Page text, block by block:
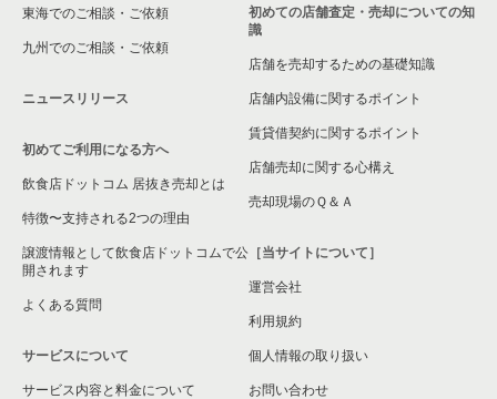
箕面市の飲食店の居抜き売却物件の案件一覧
大阪市淀川区の飲食店の居抜き売却物件の案件一覧
大阪市東成区の飲食店の居抜き売却物件の案件一覧
大阪市城東区の飲食店の居抜き売却物件の案件一覧
大阪市旭区の飲食店の居抜き売却物件の案件一覧
和泉市の飲食店の居抜き売却物件の案件一覧
池田市の飲食店の居抜き売却物件の案件一覧
大阪市大正区の飲食店の居抜き売却物件の案件一覧
東海でのご相談・ご依頼
九州でのご相談・ご依頼
ニュースリリース
初めてご利用になる方へ
飲食店ドットコム 居抜き売却とは
特徴〜支持される2つの理由
譲渡情報として飲食店ドットコムで公
開されます
よくある質問
サービスについて
サービス内容と料金について
初めての店舗査定・売却についての知
識
店舗を売却するための基礎知識
店舗内設備に関するポイント
賃貸借契約に関するポイント
店舗売却に関する心構え
売却現場のＱ＆Ａ
［当サイトについて］
運営会社
利用規約
個人情報の取り扱い
お問い合わせ